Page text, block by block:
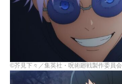
©芥見下々／集英社・呪術廻戦製作委員会